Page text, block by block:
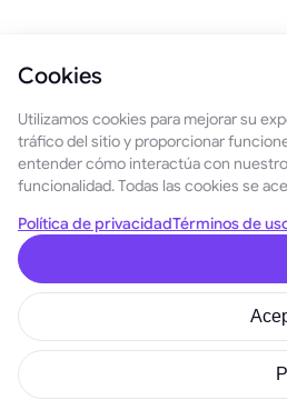
Cookies
Utilizamos cookies para mejorar su
tráfico del sitio y proporcionar
entender cómo interactúa con
funcionalidad. Todas las cookies se
Política de privacidadTérminos de